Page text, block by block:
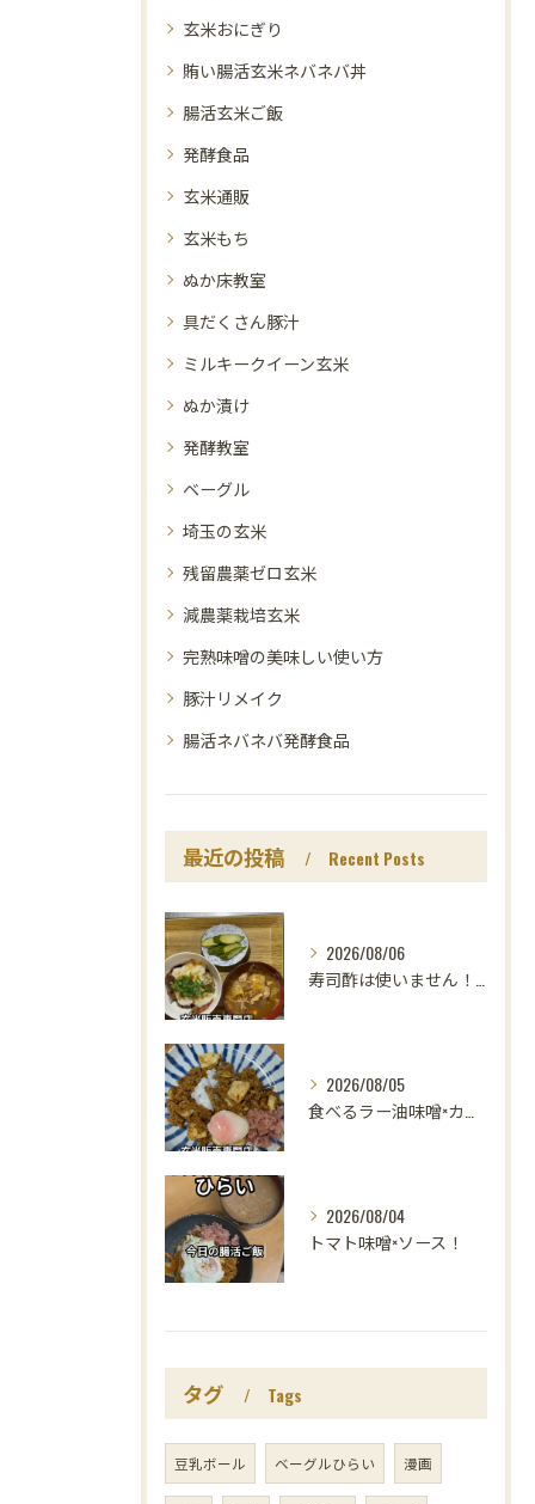
玄米おにぎり
賄い腸活玄米ネバネバ丼
腸活玄米ご飯
発酵食品
玄米通販
玄米もち
ぬか床教室
具だくさん豚汁
ミルキークイーン玄米
ぬか漬け
発酵教室
ベーグル
埼玉の玄米
残留農薬ゼロ玄米
減農薬栽培玄米
完熟味噌の美味しい使い方
豚汁リメイク
腸活ネバネバ発酵食品
最近の投稿 Recent Posts
2026/08/06
2026/08/05
2026/08/04
トマト味噌×ソース！
タグ Tags
豆乳ボール ベーグルひらい 漫画